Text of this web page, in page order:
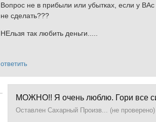
Вопрос не в прибыли или убытках, если у
не сделать???
НЕльзя так любить деньги.....
ответить
МОЖНО!! Я очень люблю. Гори все
Оставлен Сахарный Произв... (не проверено)